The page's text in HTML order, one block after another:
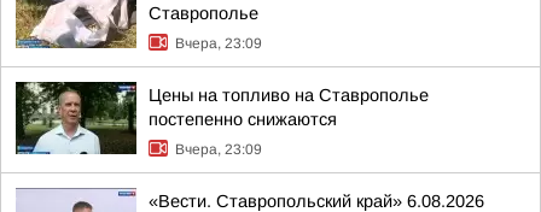
Ставрополье
Вчера, 23:09
Цены на топливо на Ставрополье
постепенно снижаются
Вчера, 23:09
«Вести. Ставропольский край» 6.08.2026